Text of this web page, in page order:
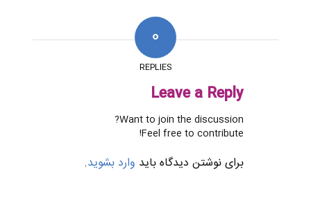
0
REPLIES
Leave a Reply
Want to join the discussion?
Feel free to contribute!
برای نوشتن دیدگاه باید وارد بشوید.